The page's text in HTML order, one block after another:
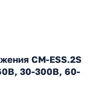
CM-ESS.2S
30-300В, 60-